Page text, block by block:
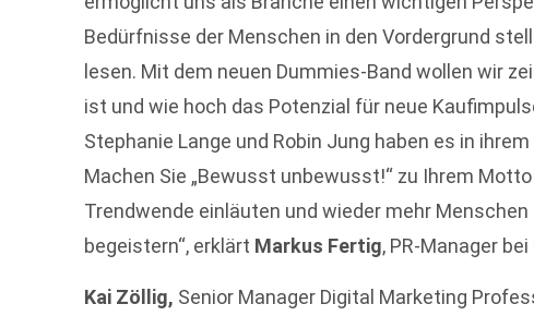
Bedürfnisse der Menschen in den Vordergrund
lesen. Mit dem neuen Dummies-Band wollen wir
ist und wie hoch das Potenzial für neue
Stephanie Lange und Robin Jung haben es in
Machen Sie „Bewusst unbewusst!“ zu Ihrem
Trendwende einläuten und wieder mehr
begeistern“, erklärt Markus Fertig, PR-Manager bei
Kai Zöllig, Senior Manager Digital Marketing